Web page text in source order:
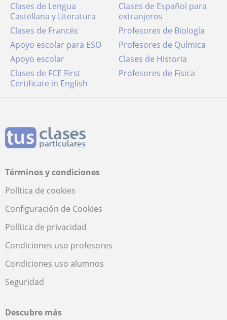
Clases de Lengua
Castellana y Literatura
Clases de Español para
extranjeros
Clases de Francés
Profesores de Biología
Apoyo escolar para ESO
Profesores de Química
Apoyo escolar
Clases de Historia
Clases de FCE First
Certificate in English
Profesores de Física
Términos y condiciones
Política de cookies
Configuración de Cookies
Política de privacidad
Condiciones uso profesores
Condiciones uso alumnos
Seguridad
Descubre más